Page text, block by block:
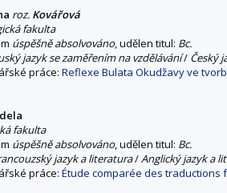
roz. Kovářová
fakulta
úspěšně absolvováno, udělen titul: Bc.
jazyk se zaměřením na vzdělávání/ Český
práce: Reflexe Bulata Okudžavy ve
fakulta
úspěšně absolvováno, udělen titul: Bc.
jazyk a literatura/Anglický jazyk a
práce: Étude comparée des traductions